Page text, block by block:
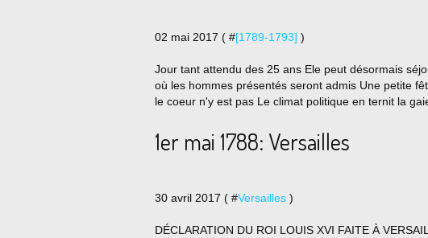
02 mai 2017 ( #[1789-1793] )
Jour tant attendu des 25 ans Ele peut désormais
où les hommes présentés seront admis Une petite
le coeur n'y est pas Le climat politique en ternit la
1er mai 1788: Versailles
30 avril 2017 ( #Versailles )
DÉCLARATION DU ROI LOUIS XVI FAITE À